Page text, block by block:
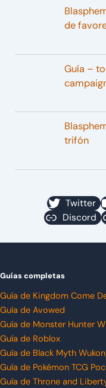
de
Guía –
trifón
Twitter
Discord
Guías completas
Guía de Kingdom Come
Guía de Avowed
Guía de Monster Hunter
Guía de Roblox
Guía de Black Myth
Guía de Pokémon TCG
Guía de Throne and